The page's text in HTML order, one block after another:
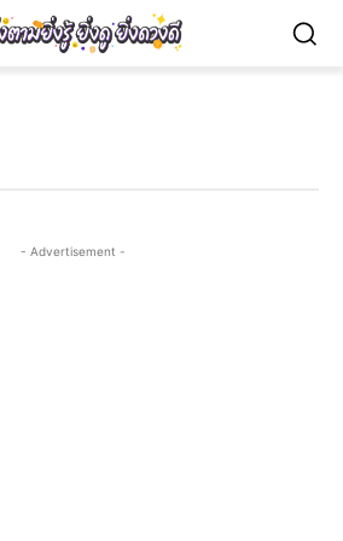
- Advertisement -